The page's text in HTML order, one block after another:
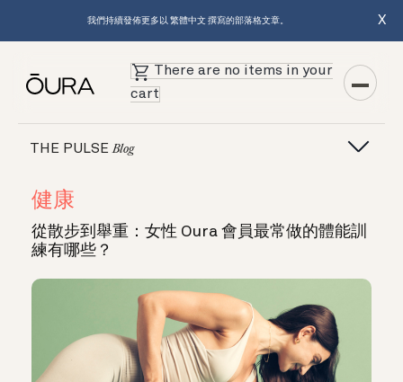
我們持續發佈更多以 繁體中文 撰寫的部落格文章。 X
There are no items in your
cart
THE PULSEBlog
健康
從散步到舉重：女性 Oura 會員最常做的體能訓
練有哪些？